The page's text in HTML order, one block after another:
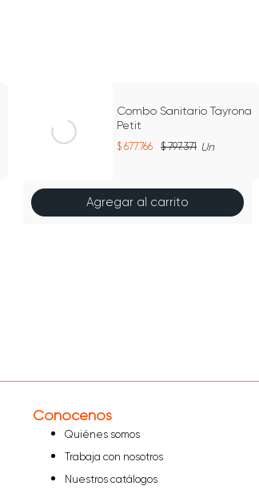
Combo Sanitario Tayrona
Petit
677.766 797.371 Un
Agregar al carrito
Conócenos
Quiénes somos
Trabaja con nosotros
Nuestros catálogos